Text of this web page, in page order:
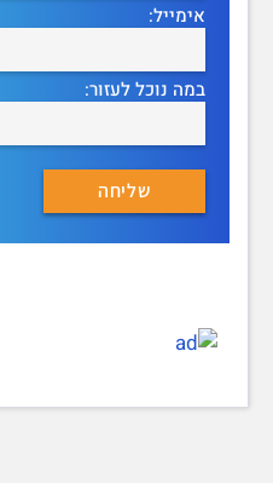
אימייל:
במה נוכל לעזור: